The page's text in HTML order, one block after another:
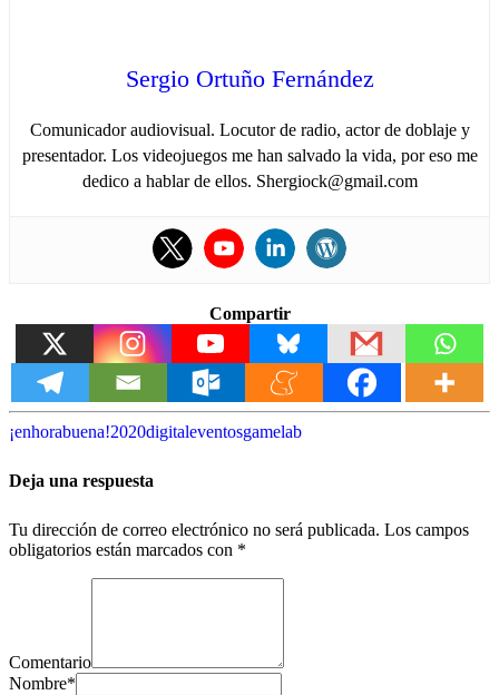
Sergio Ortuño Fernández
Comunicador audiovisual. Locutor de radio, actor de doblaje y
presentador. Los videojuegos me han salvado la vida, por eso me
dedico a hablar de ellos. Shergiock@gmail.com
Compartir
¡enhorabuena!2020digitaleventosgamelab
Deja una respuesta
Tu dirección de correo electrónico no será publicada. Los campos
obligatorios están marcados con *
Comentario
Nombre*